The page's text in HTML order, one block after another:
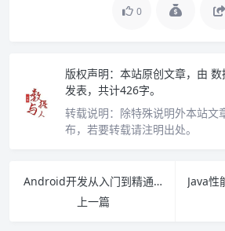
0
版权声明： 本站原创文章，由 数
发表，共计426字。
转载说明： 除特殊说明外本站文
布，若要转载请注明出处。
Android开发从入门到精通（第2版）PDF下载
上一篇